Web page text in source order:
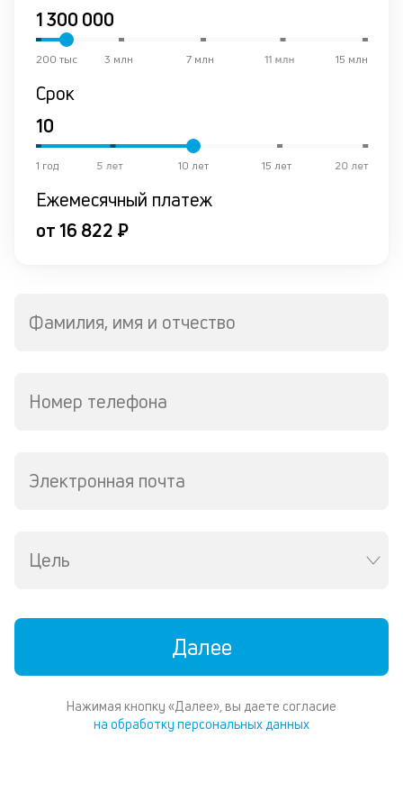
15 млн
11 млн
7 млн
3 млн
200 тыс
Срок
20 лет
15 лет
10 лет
5 лет
1 год
Ежемесячный платеж
от 16 822 ₽
Фамилия, имя и отчество
Номер телефона
Электронная почта
Цель
Далее
Нажимая кнопку «Далее», вы даете согласие
на обработку персональных данных